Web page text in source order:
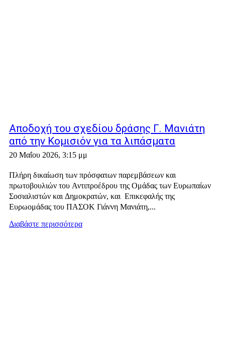
Αποδοχή του σχεδίου δράσης Γ. Μανιάτη
από την Κομισιόν για τα λιπάσματα
20 Μαΐου 2026, 3:15 μμ
Πλήρη δικαίωση των πρόσφατων παρεμβάσεων και
πρωτοβουλιών του Αντιπροέδρου της Ομάδας των Ευρωπαίων
Σοσιαλιστών και Δημοκρατών, και Επικεφαλής της
Ευρωομάδας του ΠΑΣΟΚ Γιάννη Μανιάτη,...
Διαβάστε περισσότερα